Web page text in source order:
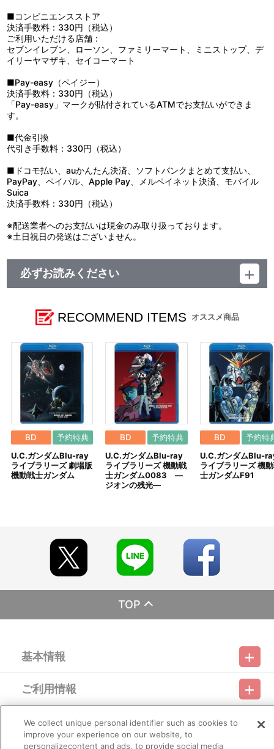
■コンビニエンスストア
決済手数料：330円（税込）
ご利用いただける店舗：
セブンイレブン、ローソン、ファミリーマート、ミニストップ、デ
イリーヤマザキ、セイコーマート
■Pay-easy（ペイジー）
決済手数料：330円（税込）
「Pay-easy」マークが貼付されているATMでお支払いができま
す。
■代金引換
代引き手数料：330円（税込）
■ドコモ払い、auかんたん決済、ソフトバンクまとめて支払い、
PayPay、ペイパル、Apple Pay、メルペイネット決済、モバイル
Suica
決済手数料：330円（税込）
※配送業者へのお支払いは現金のみ取り扱っております。
※土日祝日の発送はございません。
必ずお読みください
販売元 バンダイナムコフィルムワークス
(c)サンライズ
RECOMMEND ITEMS オススメ商品
BD
予約特典
U.C.ガンダムBlu-ray
ライブラリーズ 劇場版
機動戦士ガンダム
BD
予約特典
U.C.ガンダムBlu-ray
ライブラリーズ 機動戦
士ガンダム0083 ―
ジオンの残光―
BD
予約特
U.C.ガンダムBlu-
ライブラリーズ 機
士ガンダムF91
TOP
基本情報
利用規約 特定商取引法に基づく表示
プライバシーオプション 会社概要
ご利用情報
ご利用ガイド サイトマップ お問い合わせ 推奨環境
会員メニュー
We collect unique personal identifier such as cookies to
improve your experience on our website, to
personalizecontent and ads, to provide social media